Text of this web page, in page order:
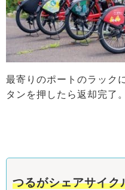
最寄りのポートのラック
タンを押したら返却完了。
つるがシェアサイク